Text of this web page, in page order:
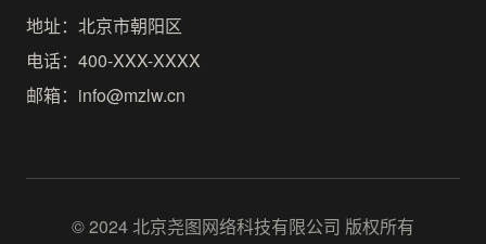
地址：北京市朝阳区
电话：400-XXX-XXXX
邮箱：info@mzlw.cn
© 2024 北京尧图网络科技有限公司 版权所有